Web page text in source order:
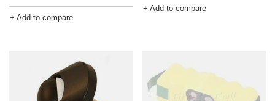
+ Add to compare
+ Add to compare